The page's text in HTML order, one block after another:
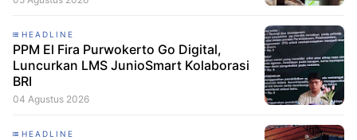
HEADLINE
PPM El Fira Purwokerto Go Digital,
Luncurkan LMS JunioSmart Kolaborasi
BRI
04 Agustus 2026
HEADLINE